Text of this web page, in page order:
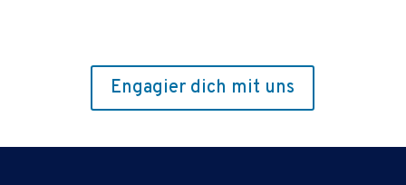
Engagier dich mit uns